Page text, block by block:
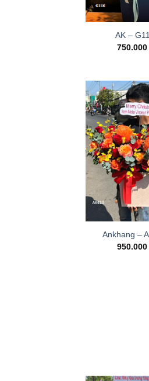
AK –
750.000
Ankhang –
950.000